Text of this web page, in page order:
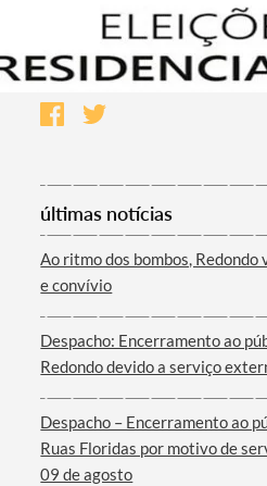
Termo de Pesquisa
últimas notícias
Ao ritmo dos bombos,
e convívio
Despacho: Encerramento ao
Redondo devido a serviço
Despacho – Encerramento ao
Ruas Floridas por motivo de
09 de agosto